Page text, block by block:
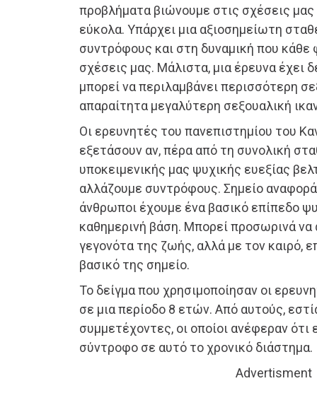
προβλήματα βιώνουμε στις σχέσεις μας
εύκολα. Υπάρχει μια αξιοσημείωτη
συντρόφους και στη δυναμική που
σχέσεις μας. Μάλιστα, μια έρευνα έχει
μπορεί να περιλαμβάνει περισσότερη
απαραίτητα μεγαλύτερη σεξουαλική
Οι ερευνητές του πανεπιστημίου του
εξετάσουν αν, πέρα από τη συνολική
υποκειμενικής μας ψυχικής ευεξίας
αλλάζουμε συντρόφους. Σημείο
άνθρωποι έχουμε ένα βασικό επίπεδο
καθημερινή βάση. Μπορεί προσωρινά
γεγονότα της ζωής, αλλά με τον καιρό,
βασικό της σημείο.
Το δείγμα που χρησιμοποίησαν οι
σε μια περίοδο 8 ετών. Από αυτούς,
συμμετέχοντες, οι οποίοι ανέφεραν
σύντροφο σε αυτό το χρονικό διάστημα.
Advertisment